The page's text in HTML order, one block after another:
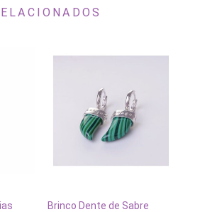
CARRINHOADICIONAR AO
Brinco Dente de Sabre